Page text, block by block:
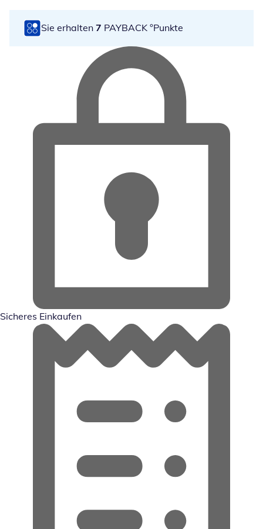
Sie erhalten 7 PAYBACK °Punkte
Sicheres Einkaufen